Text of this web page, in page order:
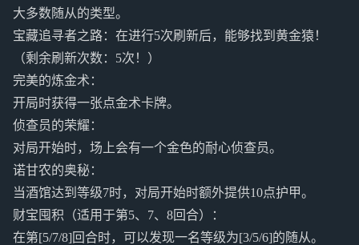
大多数随从的类型。
宝藏追寻者之路：在进行5次刷新后，能够找到黄金猿！
（剩余刷新次数：5次！）
完美的炼金术：
开局时获得一张点金术卡牌。
侦查员的荣耀：
对局开始时，场上会有一个金色的耐心侦查员。
诺甘农的奥秘：
当酒馆达到等级7时，对局开始时额外提供10点护甲。
财宝囤积（适用于第5、7、8回合）：
在第[5/7/8]回合时，可以发现一名等级为[3/5/6]的随从。